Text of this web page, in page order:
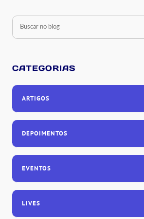
CATEGORIAS
ARTIGOS
DEPOIMENTOS
EVENTOS
LIVES